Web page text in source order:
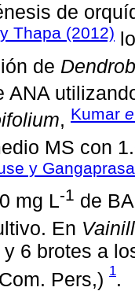
de
Thapa (2012)
de
ANA
, Kumar
MS con
y
mg L-1 de
En
6 brotes a
Pers,) 1.